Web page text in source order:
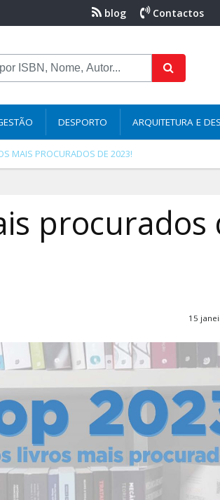
blog Contactos
DESPORTO ARQUITETURA E
MAIS PROCURADOS DE 2023!
procurados
15